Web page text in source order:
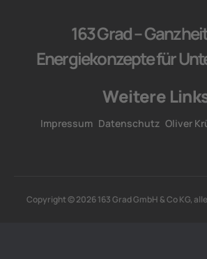
163 Grad –
Energiekonzepte für
Weitere
Impressum Datenschutz Oliver
Copyright © 2026 163 Grad GmbH & Co KG,